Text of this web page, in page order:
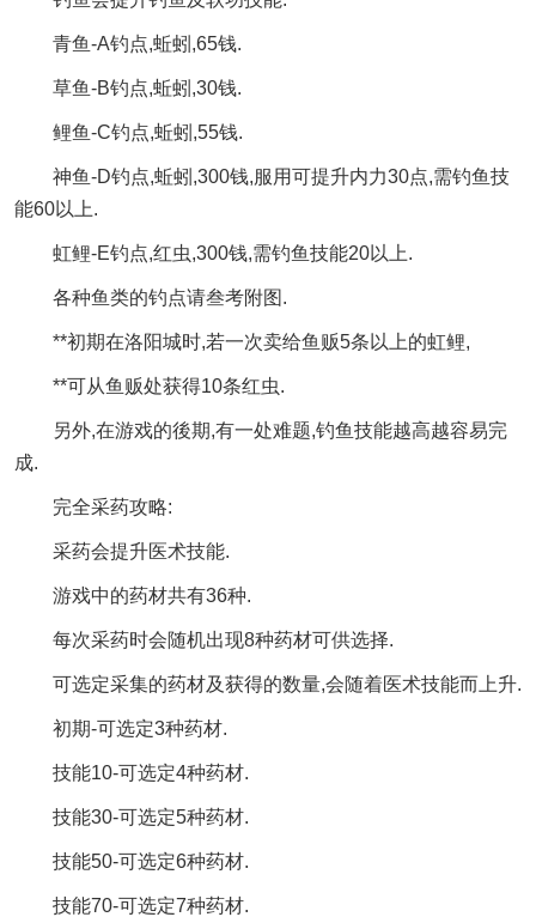
青鱼-A钓点,蚯蚓,65钱.
草鱼-B钓点,蚯蚓,30钱.
鲤鱼-C钓点,蚯蚓,55钱.
神鱼-D钓点,蚯蚓,300钱,服用可提升内力30点,需钓鱼技
能60以上.
虹鲤-E钓点,红虫,300钱,需钓鱼技能20以上.
各种鱼类的钓点请叁考附图.
**初期在洛阳城时,若一次卖给鱼贩5条以上的虹鲤,
**可从鱼贩处获得10条红虫.
另外,在游戏的後期,有一处难题,钓鱼技能越高越容易完
成.
完全采药攻略:
采药会提升医术技能.
游戏中的药材共有36种.
每次采药时会随机出现8种药材可供选择.
可选定采集的药材及获得的数量,会随着医术技能而上升.
初期-可选定3种药材.
技能10-可选定4种药材.
技能30-可选定5种药材.
技能50-可选定6种药材.
技能70-可选定7种药材.